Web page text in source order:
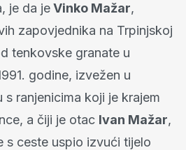
je da jeVinko Mažar,
zapovjednika na Trpinjskoj
tenkovske granate u
godine, izvežen u
ranjenicima koji je krajem
a čiji je otac Ivan Mažar,
s ceste uspio izvući tijelo